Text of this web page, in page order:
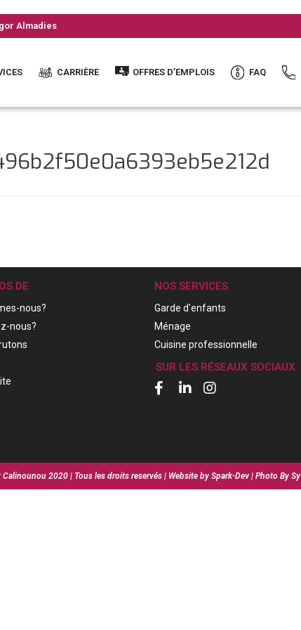
Almadies
CARRIÈRE OFFRES D’EMPLOIS FAQ
DE
nous?
nous?
NOS SERVICES
Garde d'enfants
Ménage
Cuisine professionnelle
SUR LES RÉSEAUX SOCIAUX
2020 | Tous les droits reservés | Website by Spark-Dev | Photo By